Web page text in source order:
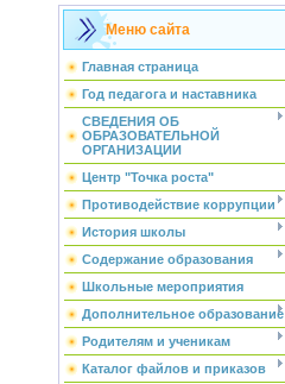
Меню сайта
Главная страница
Год педагога и наставника
СВЕДЕНИЯ ОБ
ОБРАЗОВАТЕЛЬНОЙ
ОРГАНИЗАЦИИ
Центр "Точка роста"
Противодействие коррупции
История школы
Содержание образования
Школьные мероприятия
Дополнительное образование
Родителям и ученикам
Каталог файлов и приказов